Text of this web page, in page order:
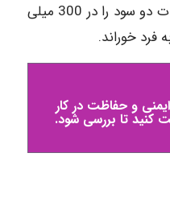
باید چهار تا شش گرم بی کربنات دو سود را در 300 میلی
فرد خوراند.
و حفاظت در کار
کنید تا بررسی شود.